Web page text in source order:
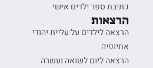
כתיבת ספר ילדים אישי
הרצאות
הרצאה לילדים על עליית יהודי
אתיופיה
הרצאה ליום לשואה ועשרה